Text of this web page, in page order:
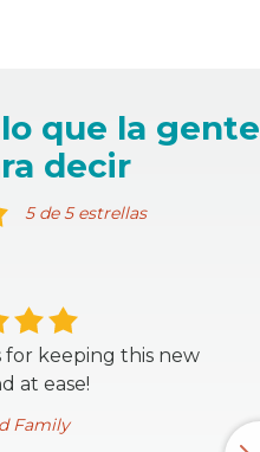
que la gente
decir
5 de 5 estrellas
for keeping this new
at ease!
Family